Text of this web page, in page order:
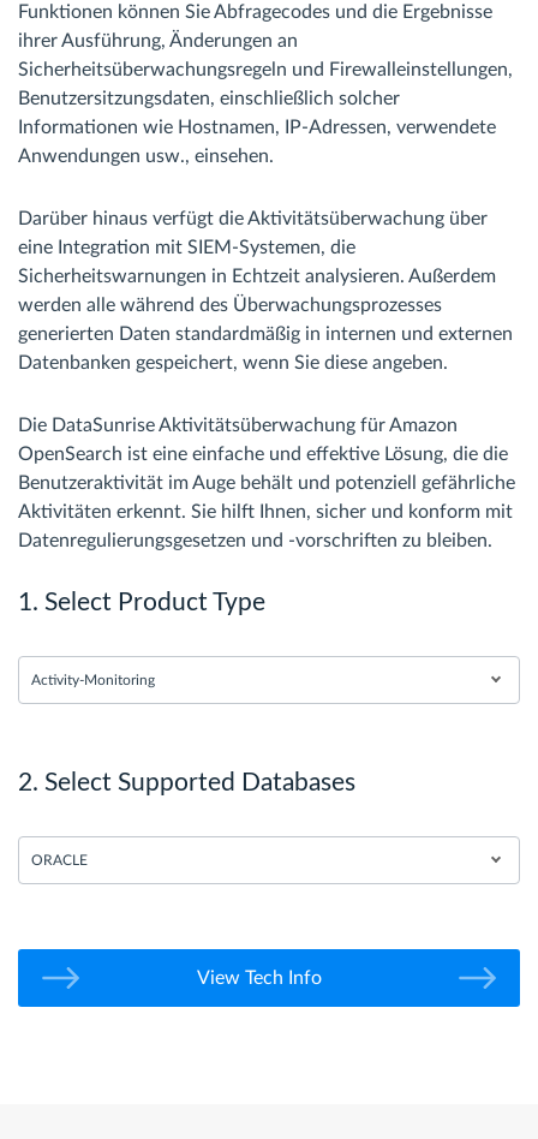
Funktionen können Sie Abfragecodes und die Ergebnisse
ihrer Ausführung, Änderungen an
Sicherheitsüberwachungsregeln und Firewalleinstellungen,
Benutzersitzungsdaten, einschließlich solcher
Informationen wie Hostnamen, IP-Adressen, verwendete
Anwendungen usw., einsehen.
Darüber hinaus verfügt die Aktivitätsüberwachung über
eine Integration mit SIEM-Systemen, die
Sicherheitswarnungen in Echtzeit analysieren. Außerdem
werden alle während des Überwachungsprozesses
generierten Daten standardmäßig in internen und externen
Datenbanken gespeichert, wenn Sie diese angeben.
Die DataSunrise Aktivitätsüberwachung für Amazon
OpenSearch ist eine einfache und effektive Lösung, die die
Benutzeraktivität im Auge behält und potenziell gefährliche
Aktivitäten erkennt. Sie hilft Ihnen, sicher und konform mit
Datenregulierungsgesetzen und -vorschriften zu bleiben.
1. Select Product Type
Activity-Monitoring
2. Select Supported Databases
ORACLE
View Tech Info